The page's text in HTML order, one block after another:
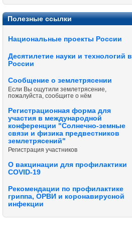
Полезные ссылки
Национальные проекты России
Десятилетие науки и технологий в
России
Сообщение о землетрясении
Если Вы ощутили землетрясение,
пожалуйста, сообщите о нём
Регистрационная форма для
участия в международной
конференции "Солнечно-земные
связи и физика предвестников
землетрясений"
Регистрация участников
О вакцинации для профилактики
COVID-19
Рекомендации по профилактике
гриппа, ОРВИ и коронавирусной
инфекции